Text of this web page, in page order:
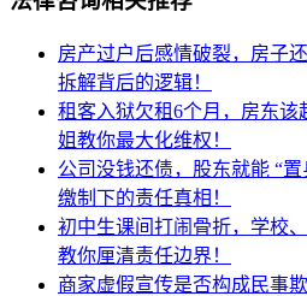
房产过户后感情破裂，房子
拆解背后的逻辑！
租客入狱欠租6个月，房东该
姐教你最大化维权！
公司没钱还债，股东就能 “置
缴制下的责任真相！
初中生课间打闹骨折，学校
教你厘清责任边界！
商家虚假宣传是否构成民事